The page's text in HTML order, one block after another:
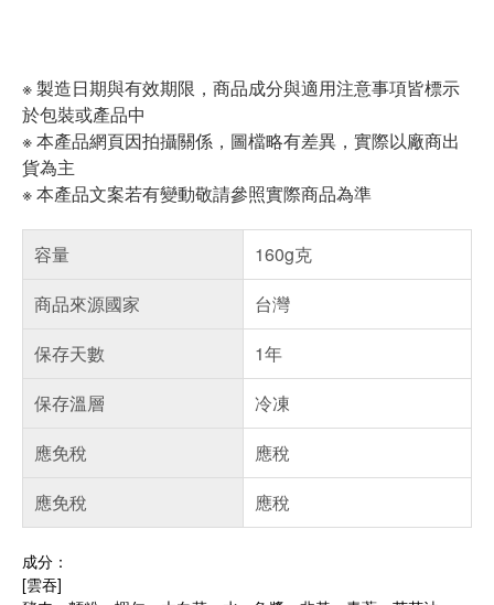
※ 製造日期與有效期限，商品成分與適用注意事項皆標示
於包裝或產品中
※ 本產品網頁因拍攝關係，圖檔略有差異，實際以廠商出
貨為主
※ 本產品文案若有變動敬請參照實際商品為準
容量
160g克
商品來源國家
台灣
保存天數
1年
保存溫層
冷凍
應免稅
應稅
應免稅
應稅
成分：
[雲吞]